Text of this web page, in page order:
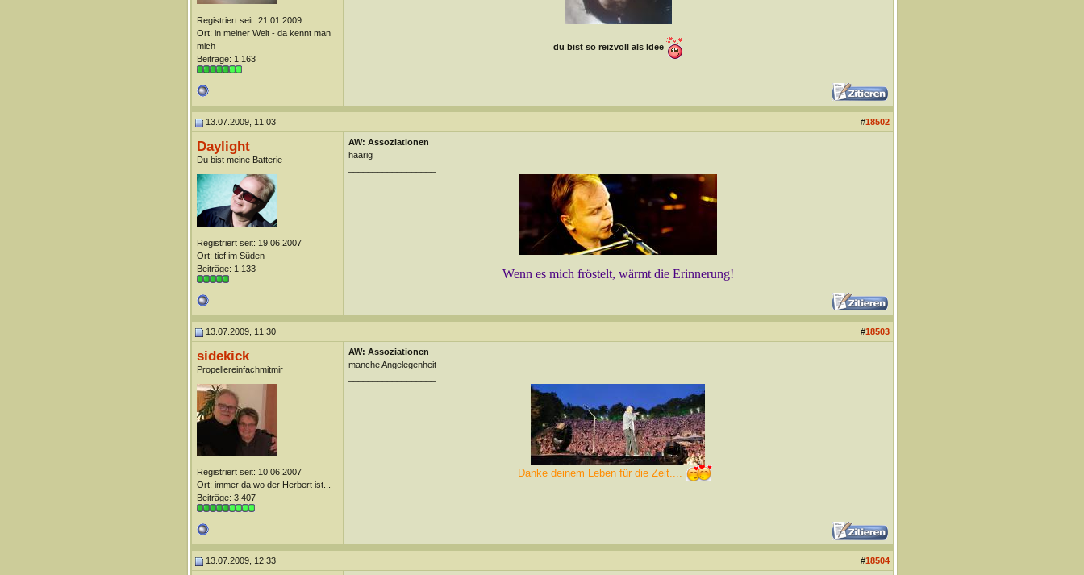
Registriert seit: 21.01.2009
Ort: in meiner Welt - da kennt man
mich
Beiträge: 1.163
du bist so reizvoll als Idee
13.07.2009, 11:03 #18502
Daylight
Du bist meine Batterie
Registriert seit: 19.06.2007
Ort: tief im Süden
Beiträge: 1.133
AW: Assoziationen
haarig
Wenn es mich fröstelt, wärmt die Erinnerung!
13.07.2009, 11:30 #18503
sidekick
Propellereinfachmitmir
Registriert seit: 10.06.2007
Ort: immer da wo der Herbert ist...
Beiträge: 3.407
AW: Assoziationen
manche Angelegenheit
Danke deinem Leben für die Zeit....
13.07.2009, 12:33 #18504